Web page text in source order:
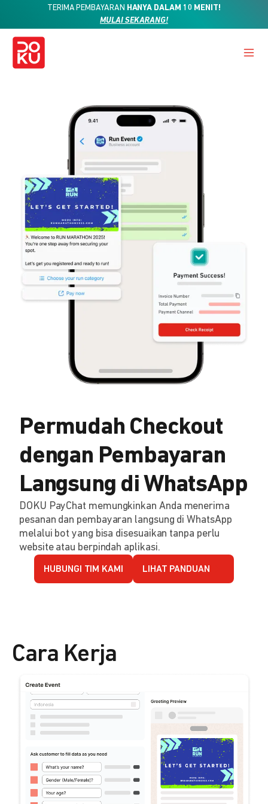
TERIMA PEMBAYARAN HANYA DALAM 10 MENIT!
MULAI SEKARANG!
Permudah Checkout
dengan Pembayaran
Langsung di WhatsApp
DOKU PayChat memungkinkan Anda menerima
pesanan dan pembayaran langsung di WhatsApp
melalui bot yang bisa disesuaikan tanpa perlu
website atau berpindah aplikasi.
HUBUNGI TIM KAMI LIHAT PANDUAN
Cara Kerja